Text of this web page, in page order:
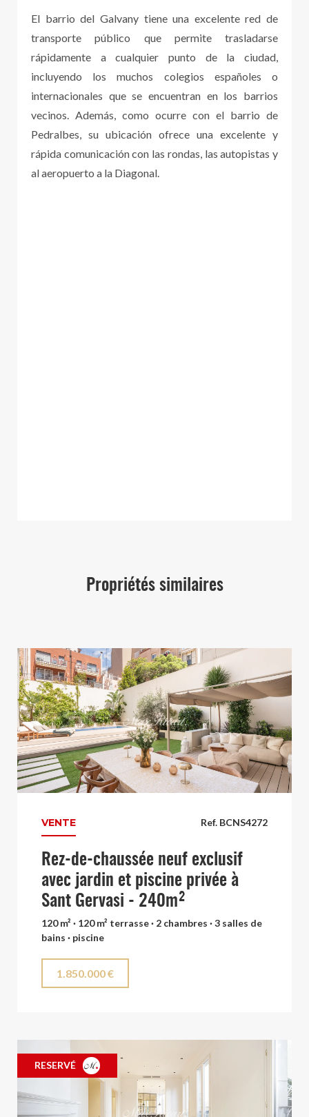
El barrio del Galvany tiene una excelente red de
transporte público que permite trasladarse
rápidamente a cualquier punto de la ciudad,
incluyendo los muchos colegios españoles o
internacionales que se encuentran en los barrios
vecinos. Además, como ocurre con el barrio de
Pedralbes, su ubicación ofrece una excelente y
rápida comunicación con las rondas, las autopistas y
al aeropuerto a la Diagonal.
Propriétés similaires
Ref. BCNS4272
VENTE
Rez-de-chaussée neuf exclusif
avec jardin et piscine privée à
Sant Gervasi - 240m²
120 m² · 120 m² terrasse · 2 chambres · 3 salles de
bains · piscine
1.850.000 €
RESERVÉ